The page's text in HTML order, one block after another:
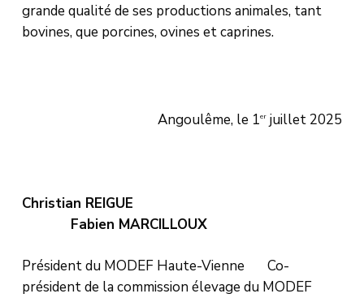
grande qualité de ses productions animales, tant
bovines, que porcines, ovines et caprines.
Angoulême, le 1er juillet 2025
Christian REIGUE
Fabien MARCILLOUX
Président du MODEF Haute-Vienne Co-
président de la commission élevage du MODEF